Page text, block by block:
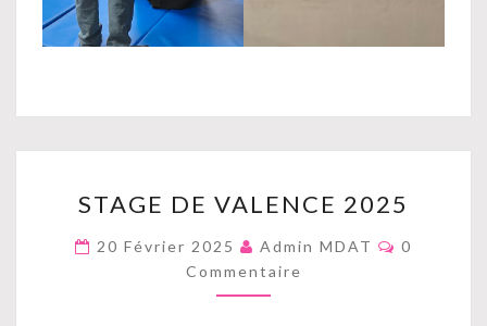
DE
VALENCE
2025
STAGE DE VALENCE 2025
20 Février 2025 Admin MDAT
0
Commentaire